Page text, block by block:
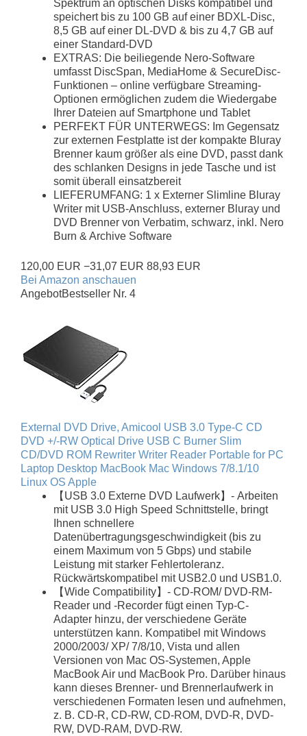
Spektrum an optischen Disks kompatibel und
speichert bis zu 100 GB auf einer BDXL-Disc,
8,5 GB auf einer DL-DVD & bis zu 4,7 GB auf
einer Standard-DVD
EXTRAS: Die beiliegende Nero-Software
umfasst DiscSpan, MediaHome & SecureDisc-
Funktionen – online verfügbare Streaming-
Optionen ermöglichen zudem die Wiedergabe
Ihrer Dateien auf Smartphone und Tablet
PERFEKT FÜR UNTERWEGS: Im Gegensatz
zur externen Festplatte ist der kompakte Bluray
Brenner kaum größer als eine DVD, passt dank
des schlanken Designs in jede Tasche und ist
somit überall einsatzbereit
LIEFERUMFANG: 1 x Externer Slimline Bluray
Writer mit USB-Anschluss, externer Bluray und
DVD Brenner von Verbatim, schwarz, inkl. Nero
Burn & Archive Software
120,00 EUR −31,07 EUR 88,93 EUR
Bei Amazon anschauen
AngebotBestseller Nr. 4
External DVD Drive, Amicool USB 3.0 Type-C CD
DVD +/-RW Optical Drive USB C Burner Slim
CD/DVD ROM Rewriter Writer Reader Portable for PC
Laptop Desktop MacBook Mac Windows 7/8.1/10
Linux OS Apple
【USB 3.0 Externe DVD Laufwerk】- Arbeiten
mit USB 3.0 High Speed Schnittstelle, bringt
Ihnen schnellere
Datenübertragungsgeschwindigkeit (bis zu
einem Maximum von 5 Gbps) und stabile
Leistung mit starker Fehlertoleranz.
Rückwärtskompatibel mit USB2.0 und USB1.0.
【Wide Compatibility】- CD-ROM/ DVD-RM-
Reader und -Recorder fügt einen Typ-C-
Adapter hinzu, der verschiedene Geräte
unterstützen kann. Kompatibel mit Windows
2000/2003/ XP/ 7/8/10, Vista und allen
Versionen von Mac OS-Systemen, Apple
MacBook Air und MacBook Pro. Darüber hinaus
kann dieses Brenner- und Brennerlaufwerk in
verschiedenen Formaten lesen und aufnehmen,
z. B. CD-R, CD-RW, CD-ROM, DVD-R, DVD-
RW, DVD-RAM, DVD-RW.